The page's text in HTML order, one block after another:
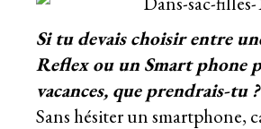
Si tu devais choisir entre
Reflex ou un Smart phone
vacances, que prendrais-tu ?
Sans hésiter un smartphone,